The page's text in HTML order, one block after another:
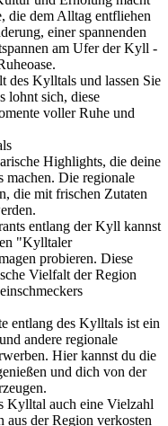
die dem Alltag entfliehen
einer spannenden
am Ufer der Kyll -
des Kylltals und lassen Sie
lohnt sich, diese
voller Ruhe und
Highlights, die deine
machen. Die regionale
die mit frischen Zutaten
entlang der Kyll kannst
"Kylltaler
probieren. Diese
Vielfalt der Region
entlang des Kylltals ist ein
andere regionale
Hier kannst du die
und dich von der
Kylltal auch eine Vielzahl
aus der Region verkosten